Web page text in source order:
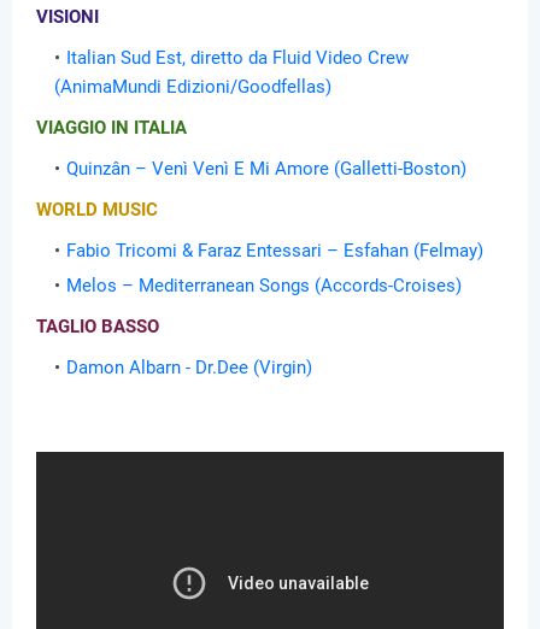
VISIONI
Italian Sud Est, diretto da Fluid Video Crew
(AnimaMundi Edizioni/Goodfellas)
VIAGGIO IN ITALIA
Quinzân – Venì Venì E Mi Amore (Galletti-Boston)
WORLD MUSIC
Fabio Tricomi & Faraz Entessari – Esfahan (Felmay)
Melos – Mediterranean Songs (Accords-Croises)
TAGLIO BASSO
Damon Albarn - Dr.Dee (Virgin)